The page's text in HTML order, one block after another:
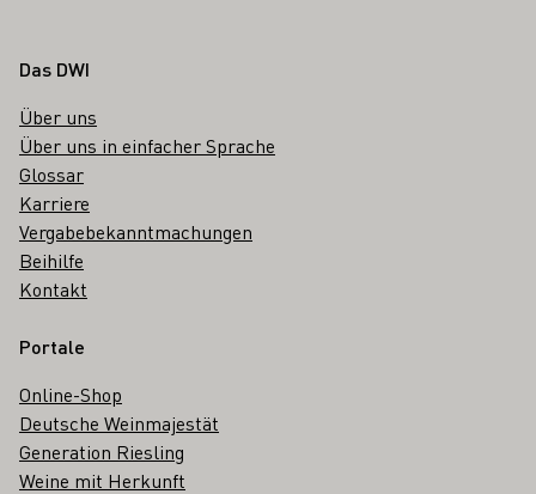
Fußbereich
Das DWI
Über uns
Über uns in einfacher Sprache
Glossar
Karriere
Vergabebekanntmachungen
Beihilfe
Kontakt
Portale
Online-Shop
Deutsche Weinmajestät
Generation Riesling
Weine mit Herkunft